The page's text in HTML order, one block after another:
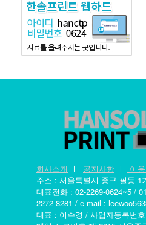
회사소개 ㅣ 공지사항 ㅣ
이
주소 : 서울특별시 중구 필동 1
대표전화 : 02-2269-0624~5 /
2272-8281 / e-mail :
대표 : 이수경 / 사업자등록번